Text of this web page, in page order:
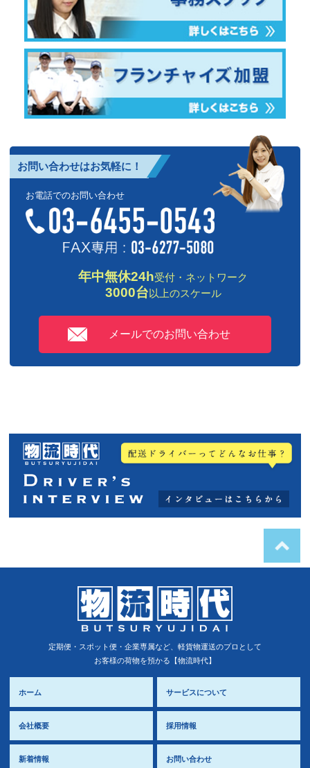
お問い合わせはお気軽に！
お電話でのお問い合わせ
年中無休24h受付・ネットワーク
3000台以上のスケール
メールでのお問い合わせ
定期便・スポット便・企業専属など、軽貨物運送のプロとして
お客様の荷物を預かる【物流時代】
ホーム サービスについて
会社概要 採用情報
新着情報 お問い合わせ